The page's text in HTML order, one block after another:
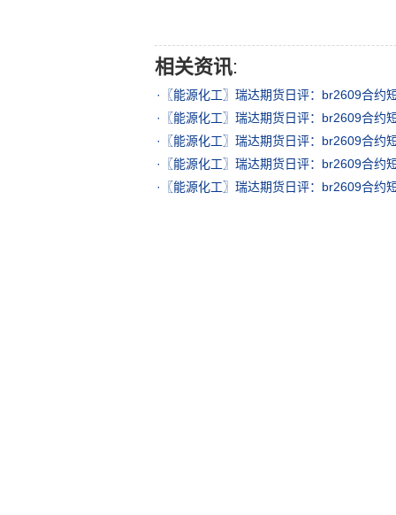
相关资讯:
·
〖能源化工〗瑞达期货日评：br2609合约
·
〖能源化工〗瑞达期货日评：br2609合约
·
〖能源化工〗瑞达期货日评：br2609合约
·
〖能源化工〗瑞达期货日评：br2609合约
·
〖能源化工〗瑞达期货日评：br2609合约